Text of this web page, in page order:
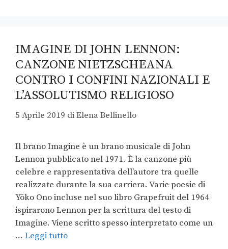
IMAGINE DI JOHN LENNON:
CANZONE NIETZSCHEANA
CONTRO I CONFINI NAZIONALI E
L’ASSOLUTISMO RELIGIOSO
5 Aprile 2019 diElena Bellinello
Il brano Imagine è un brano musicale di John
Lennon pubblicato nel 1971. È la canzone più
celebre e rappresentativa dell’autore tra quelle
realizzate durante la sua carriera. Varie poesie di
Yōko Ono incluse nel suo libro Grapefruit del 1964
ispirarono Lennon per la scrittura del testo di
Imagine. Viene scritto spesso interpretato come un
… Leggi tutto